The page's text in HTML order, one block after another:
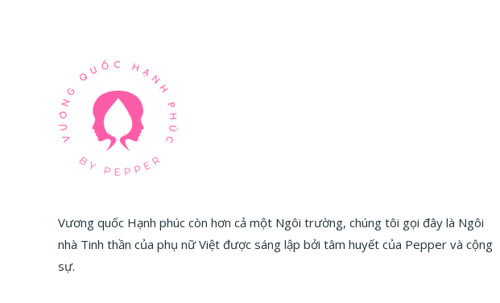
Vương quốc Hạnh phúc còn hơn cả một Ngôi trường, chúng tôi gọi đây là Ngôi
nhà Tinh thần của phụ nữ Việt được sáng lập bởi tâm huyết của Pepper và cộng
sự.